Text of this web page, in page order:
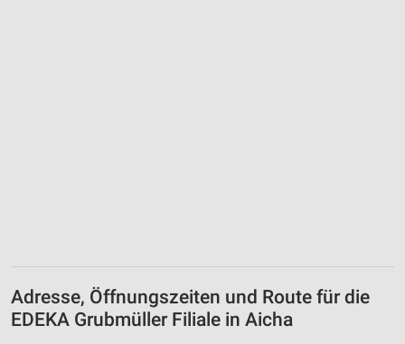
Adresse, Öffnungszeiten und Route für die
EDEKA Grubmüller Filiale in Aicha